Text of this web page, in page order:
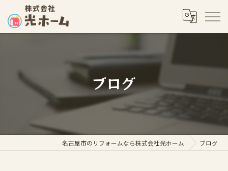
ブログ
名古屋市のリフォームなら株式会社光ホーム ブログ